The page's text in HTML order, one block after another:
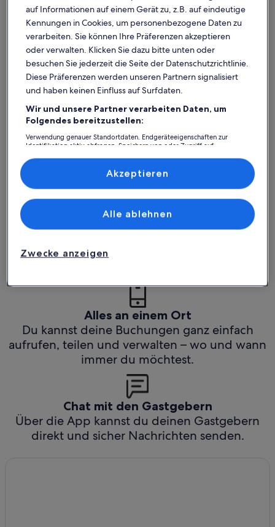
Was spricht für unsere App?
Immer in Verbindung
Du hast all deine Buchungsdetails immer
griffbereit, auch ohne WLAN!
Unser Kundenservice ist rund um die Uhr,
Alles an einem Ort
Du kannst deine Buchungen ganz einfach
aufrufen, teilen und verwalten – wo und wann
immer du möchtest.
Chat mit den Gastgebern
Über die App kannst du deinen Gastgebern
direkt und sicher Nachrichten senden.
auf Informationen auf einem Gerät zu, z.B. auf eindeutige
Kennungen in Cookies, um personenbezogene Daten zu
verarbeiten. Sie können Ihre Präferenzen akzeptieren
oder verwalten. Klicken Sie dazu bitte unten oder
besuchen Sie jederzeit die Seite der Datenschutzrichtlinie.
Diese Präferenzen werden unseren Partnern signalisiert
und haben keinen Einfluss auf Surfdaten.
Wir und unsere Partner verarbeiten Daten, um
Folgendes bereitzustellen:
Verwendung genauer Standortdaten. Endgeräteeigenschaften zur
Identifikation aktiv abfragen. Speichern von oder Zugriff auf
Inhalte, Messung von Werbeleistung und der Performance von Inhalten,
Zielgruppenforschung sowie Entwicklung und Verbesserung von
Liste der Partner (Lieferanten)
Zwecke anzeigen
Alle ablehnen
Akzeptieren